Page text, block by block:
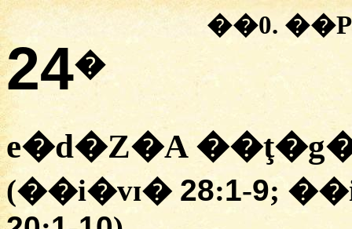
��0. �
24�
e�d�Z�A�
(��i�vɪ� 28:1-9; �